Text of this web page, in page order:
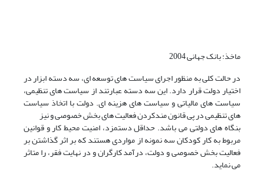
ماخذ: بانک جهانی 2004
در حالت کلی به منظور اجرای سیاست های توسعه ای، سه دسته ابزار در
اختیار دولت قرار دارد. این سه دسته عبارتند از سیاست های تنظیمی،
سیاست های مالیاتی و سیاست های هزینه ای. دولت با اتخاذ سیاست
های تنظیمی در پی قانون مندکردن فعالیت های بخش خصوصی و نیز
بنگاه های دولتی می باشد. حداقل دستمزد، امنیت محیط کار و قوانین
مربوط به کار کودکان سه نمونه از مواردی هستند که بر اثر گذاشتن بر
فعالیت بخش خصوصی و دولت، درآمد کارگران و در نهایت فقر، را متاثر
می نماید.